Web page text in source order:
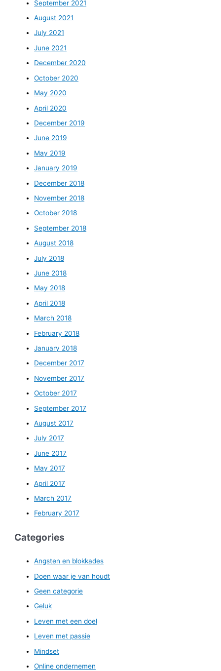
September 2021
August 2021
July 2021
June 2021
December 2020
October 2020
May 2020
April 2020
December 2019
June 2019
May 2019
January 2019
December 2018
November 2018
October 2018
September 2018
August 2018
July 2018
June 2018
May 2018
April 2018
March 2018
February 2018
January 2018
December 2017
November 2017
October 2017
September 2017
August 2017
July 2017
June 2017
May 2017
April 2017
March 2017
February 2017
Categories
Angsten en blokkades
Doen waar je van houdt
Geen categorie
Geluk
Leven met een doel
Leven met passie
Mindset
Online ondernemen